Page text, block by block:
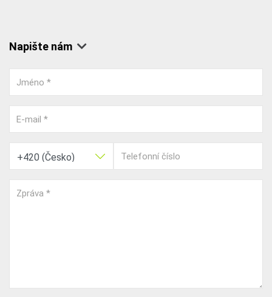
Napište nám
Jméno *
E-mail *
Telefonní číslo
Zpráva *